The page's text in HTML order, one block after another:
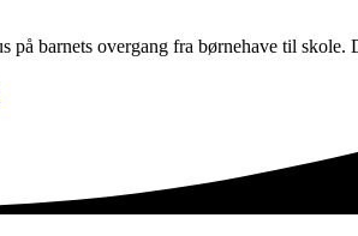
barnets overgang fra børnehave til skole.